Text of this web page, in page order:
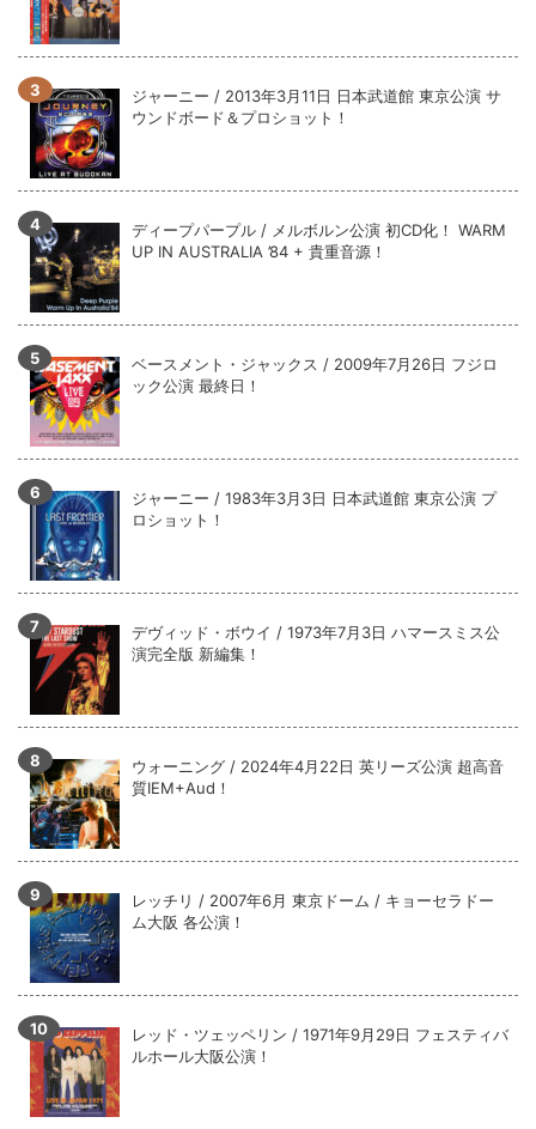
*NEW RELEASE (最新約3ヶ月)
ユーライア・ヒープ / 2023年8月3日 ドイツ W.O.A. 公演 FHD 完
*NEW RELEASE (最新約3ヶ月)
2024.6.9
ジャーニー / 1979年5月8+9日 コロラド州 2公演 SBD 完全収録！
ジャーニー / 2013年3月11日 日本武道館 東京公演 サ
ウンドボード＆プロショット！
ディープパープル / メルボルン公演 初CD化！ WARM
UP IN AUSTRALIA ’84 + 貴重音源！
ベースメント・ジャックス / 2009年7月26日 フジロ
ック公演 最終日！
ジャーニー / 1983年3月3日 日本武道館 東京公演 プ
ロショット！
デヴィッド・ボウイ / 1973年7月3日 ハマースミス公
演完全版 新編集！
ウォーニング / 2024年4月22日 英リーズ公演 超高音
質IEM+Aud！
レッチリ / 2007年6月 東京ドーム / キョーセラドー
ム大阪 各公演！
レッド・ツェッペリン / 1971年9月29日 フェスティバ
ルホール大阪公演！